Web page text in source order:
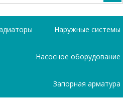
Наружные системы
Насосное оборудование
Запорная арматура